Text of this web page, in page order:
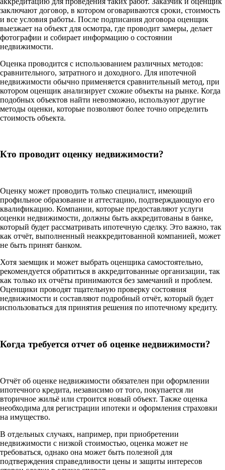
заключают договор, в котором оговариваются сроки, стоимость
и все условия работы. После подписания договора оценщик
выезжает на объект для осмотра, где проводит замеры, делает
фотографии и собирает информацию о состоянии
недвижимости.
Оценка проводится с использованием различных методов:
сравнительного, затратного и доходного. Для ипотечной
недвижимости обычно применяется сравнительный метод, при
котором оценщик анализирует схожие объекты на рынке. Когда
подобных объектов найти невозможно, используют другие
методы оценки, которые позволяют более точно определить
стоимость объекта.
Кто проводит оценку недвижимости?
Оценку может проводить только специалист, имеющий
профильное образование и аттестацию, подтверждающую его
квалификацию. Компании, которые предоставляют услуги
оценки недвижимости, должны быть аккредитованы в банке,
который будет рассматривать ипотечную сделку. Это важно, так
как отчёт, выполненный неаккредитованной компанией, может
не быть принят банком.
Хотя заемщик и может выбрать оценщика самостоятельно,
рекомендуется обратиться в аккредитованные организации, так
как только их отчёты принимаются без замечаний и проблем.
Оценщики проводят тщательную проверку состояния
недвижимости и составляют подробный отчёт, который будет
использоваться для принятия решения по ипотечному кредиту.
Когда требуется отчет об оценке недвижимости?
Отчёт об оценке недвижимости обязателен при оформлении
ипотечного кредита, независимо от того, покупается ли
вторичное жильё или строится новый объект. Также оценка
необходима для регистрации ипотеки и оформления страховки
на имущество.
В отдельных случаях, например, при приобретении
недвижимости с низкой стоимостью, оценка может не
требоваться, однако она может быть полезной для
подтверждения справедливости цены и защиты интересов